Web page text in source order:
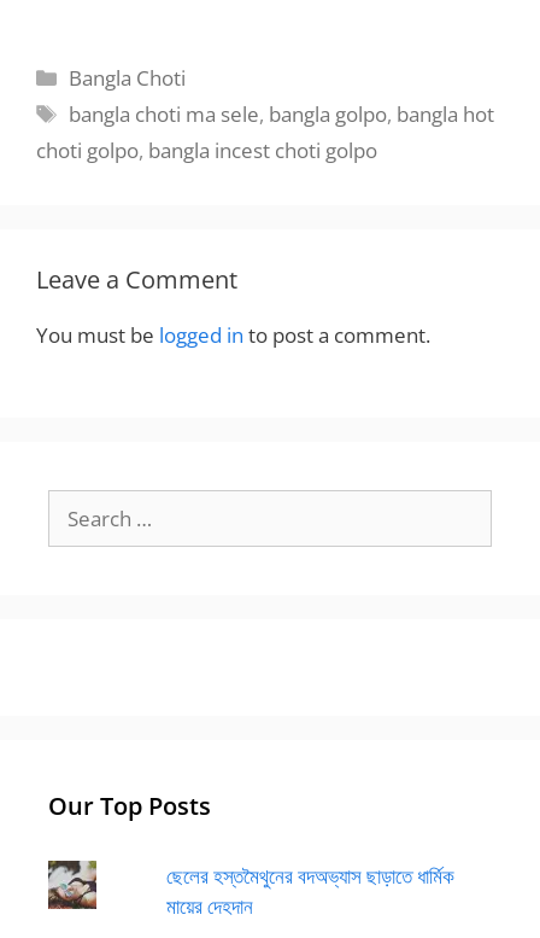
Categories
Bangla Choti
Tags
bangla choti ma sele, bangla golpo, bangla hot
choti golpo, bangla incest choti golpo
Leave a Comment
You must be logged in to post a comment.
for:
Our Top Posts
ছেলের হস্তমৈথুনের বদঅভ্যাস ছাড়াতে ধার্মিক
মায়ের দেহদান